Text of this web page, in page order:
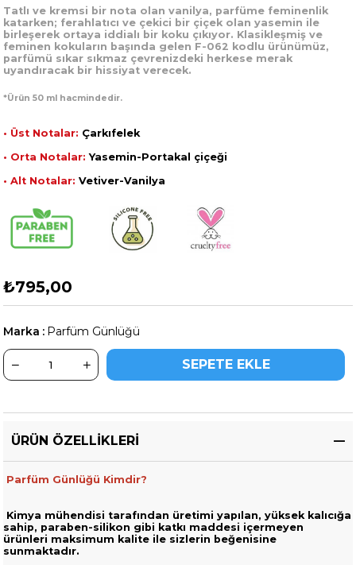
Tatlı ve kremsi bir nota olan vanilya, parfüme feminenlik
katarken; ferahlatıcı ve çekici bir çiçek olan yasemin ile
birleşerek ortaya iddialı bir koku çıkıyor. Klasikleşmiş ve
feminen kokuların başında gelen F-062 kodlu ürünümüz,
parfümü sıkar sıkmaz çevrenizdeki herkese merak
uyandıracak bir hissiyat verecek.
*Ürün 50 ml hacmindedir.
• Üst Notalar: Çarkıfelek
• Orta Notalar: Yasemin-Portakal çiçeği
• Alt Notalar: Vetiver-Vanilya
₺795,00
Marka : Parfüm Günlüğü
ÜRÜN ÖZELLIKLERI
Parfüm Günlüğü Kimdir?
Kimya mühendisi tarafından üretimi yapılan, yüksek kalıcığa
sahip, paraben-silikon gibi katkı maddesi içermeyen
ürünleri maksimum kalite ile sizlerin beğenisine
sunmaktadır.